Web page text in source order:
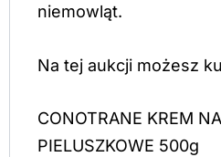
niemowląt.
Na tej aukcji możesz
CONOTRANE KREM
PIELUSZKOWE 500g